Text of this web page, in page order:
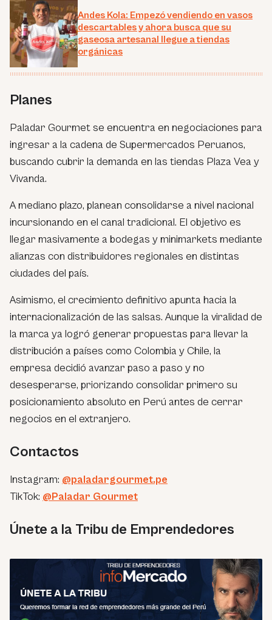
Andes Kola: Empezó vendiendo en vasos
descartables y ahora busca que su
gaseosa artesanal llegue a tiendas
orgánicas
Planes
Paladar Gourmet se encuentra en negociaciones para
ingresar a la cadena de Supermercados Peruanos,
buscando cubrir la demanda en las tiendas Plaza Vea y
Vivanda.
A mediano plazo, planean consolidarse a nivel nacional
incursionando en el canal tradicional. El objetivo es
llegar masivamente a bodegas y minimarkets mediante
alianzas con distribuidores regionales en distintas
ciudades del país.
Asimismo, el crecimiento definitivo apunta hacia la
internacionalización de las salsas. Aunque la viralidad de
la marca ya logró generar propuestas para llevar la
distribución a países como Colombia y Chile, la
empresa decidió avanzar paso a paso y no
desesperarse, priorizando consolidar primero su
posicionamiento absoluto en Perú antes de cerrar
negocios en el extranjero.
Contactos
Instagram: @paladargourmet.pe
TikTok: @Paladar Gourmet
Únete a la Tribu de Emprendedores